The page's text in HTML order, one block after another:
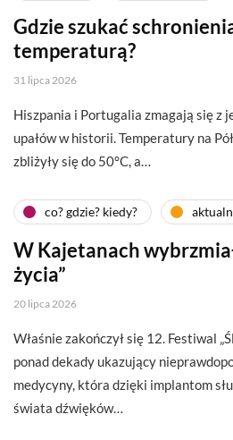
Gdzie szukać
temperaturą?
31 lipca 2026
Hiszpania i Portugalia zmagają się z
upałów w historii. Temperatury na
zbliżyły się do 50°C, a…
co? gdzie? kiedy?
W Kajetanach
życia”
20 lipca 2026
Właśnie zakończył się 12. Festiwal
ponad dekady ukazujący
medycyny, która dzięki implantom
świata dźwięków…